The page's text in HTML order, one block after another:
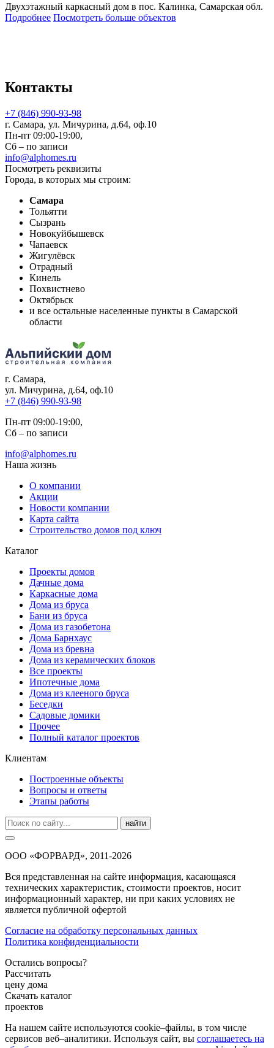
Двухэтажный каркасный дом в пос. Калинка, Самарская обл.
Подробнее Посмотреть больше объектов
Контакты
+7 (846) 990-93-98
г. Самара, ул. Мичурина, д.64, оф.10
Пн-пт 09:00-19:00,
Сб – по записи
info@alphomes.ru
Посмотреть реквизиты
Города, в которых мы строим:
Самара
Тольятти
Сызрань
Новокуйбышевск
Чапаевск
Жигулёвск
Отрадный
Кинель
Похвистнево
Октябрьск
и все остальные населенные пункты в Самарской
области
г. Самара,
ул. Мичурина, д.64, оф.10
+7 (846) 990-93-98
Пн-пт 09:00-19:00,
Сб – по записи
info@alphomes.ru
Наша жизнь
О компании
Акции
Новости компании
Карта сайта
Строительство домов под ключ
Каталог
Проекты домов
Дачные дома
Каркасные дома
Дома из бруса
Бани из бруса
Дома из газобетона
Дома Барнхаус
Дома из бревна
Дома из керамических блоков
Все проекты
Ипотечные дома
Дома из клееного бруса
Беседки
Садовые домики
Прочее
Полный каталог проектов
Клиентам
Построенные объекты
Вопросы и ответы
Этапы работы
найти
ООО «ФОРВАРД», 2011-2026
Вся представленная на сайте информация, касающаяся
технических характеристик, стоимости проектов, носит
информационный характер, ни при каких условиях не
является публичной офертой
Согласие на обработку персональных данных
Политика конфиденциальности
Остались вопросы?
Рассчитать
цену дома
Скачать каталог
проектов
На нашем сайте используются cookie–файлы, в том числе
сервисов веб–аналитики. Используя сайт, вы соглашаетесь на